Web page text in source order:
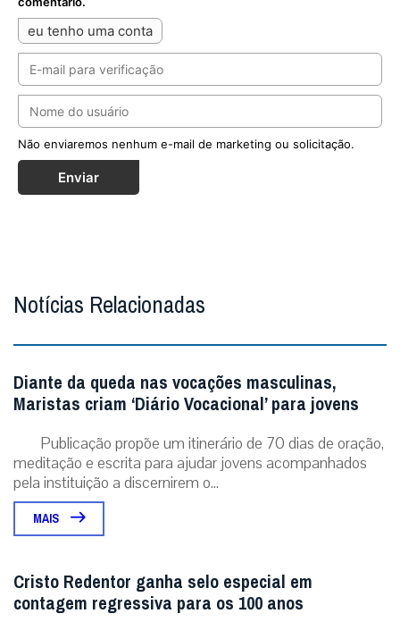
eu tenho uma conta
Não enviaremos nenhum e-mail de marketing ou solicitação.
Enviar
Notícias Relacionadas
Diante da queda nas vocações masculinas,
Maristas criam ‘Diário Vocacional’ para jovens
Publicação propõe um itinerário de 70 dias de oração,
meditação e escrita para ajudar jovens acompanhados
pela instituição a discernirem o...
MAIS
Cristo Redentor ganha selo especial em
contagem regressiva para os 100 anos